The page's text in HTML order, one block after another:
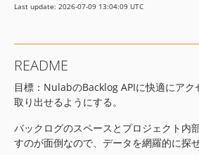
Last update: 2026-07-09 13:04:09 UTC
README
目標：NulabのBacklog APIに快適にアク
取り出せるようにする。
バックログのスペースとプロジェクト内
すのが面倒なので、データを網羅的に探